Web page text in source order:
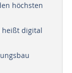
höchsten
heißt digital